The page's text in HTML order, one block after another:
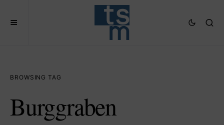
BROWSING TAG
Burggraben